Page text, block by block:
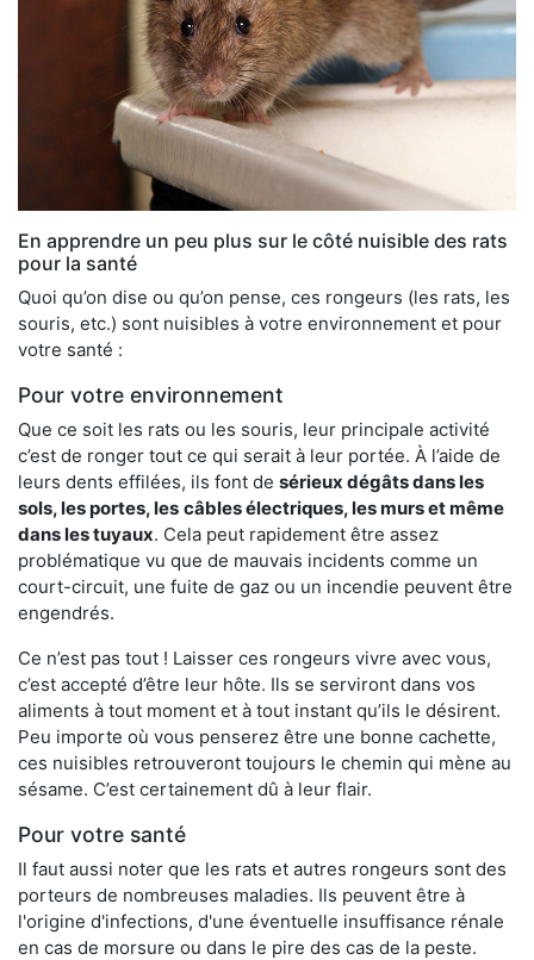
En apprendre un peu plus sur le côté nuisible des rats
pour la santé
Quoi qu’on dise ou qu’on pense, ces rongeurs (les rats, les
souris, etc.) sont nuisibles à votre environnement et pour
votre santé :
Pour votre environnement
Que ce soit les rats ou les souris, leur principale activité
c’est de ronger tout ce qui serait à leur portée. À l’aide de
leurs dents effilées, ils font de sérieux dégâts dans les
sols, les portes, les câbles électriques, les murs et même
dans les tuyaux. Cela peut rapidement être assez
problématique vu que de mauvais incidents comme un
court-circuit, une fuite de gaz ou un incendie peuvent être
engendrés.
Ce n’est pas tout ! Laisser ces rongeurs vivre avec vous,
c’est accepté d’être leur hôte. Ils se serviront dans vos
aliments à tout moment et à tout instant qu’ils le désirent.
Peu importe où vous penserez être une bonne cachette,
ces nuisibles retrouveront toujours le chemin qui mène au
sésame. C’est certainement dû à leur flair.
Pour votre santé
Il faut aussi noter que les rats et autres rongeurs sont des
porteurs de nombreuses maladies. Ils peuvent être à
l'origine d'infections, d'une éventuelle insuffisance rénale
en cas de morsure ou dans le pire des cas de la peste.